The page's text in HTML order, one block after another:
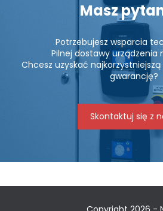
Masz
Potrzebujesz wsparcia
Pilnej dostawy urządzenia
Chcesz uzyskać najkorzystniejszą
gwarancję?
Skontaktuj się z